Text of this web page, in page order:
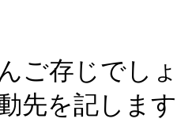
ご存じでし
先を記しま